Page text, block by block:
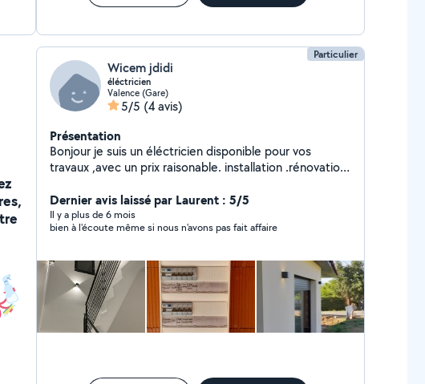
Particulier
Wicem jdidi
éléctricien
Valence (Gare)
5/5 (4 avis)
Présentation
Bonjour je suis un éléctricien disponible pour vos
travaux ,avec un prix raisonable. installation .rénovation.
Dernier avis laissé par Laurent : 5/5
Il y a plus de 6 mois
bien à l'écoute même si nous n'avons pas fait affaire